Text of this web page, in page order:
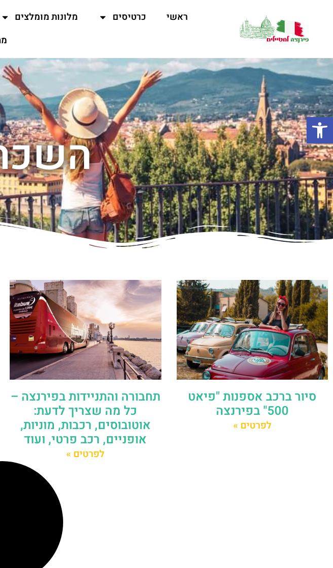
ראשי כרטיסים מלונות מומלצים
סיור ברכב אספנות "פיאט
500" בפירנצה
לפרטים »
תחבורה והתניידות בפירנצה –
כל מה שצריך לדעת:
אוטובוסים, רכבות, מוניות,
אופניים, רכב פרטי, ועוד
לפרטים »
פתח סרגל נגישות